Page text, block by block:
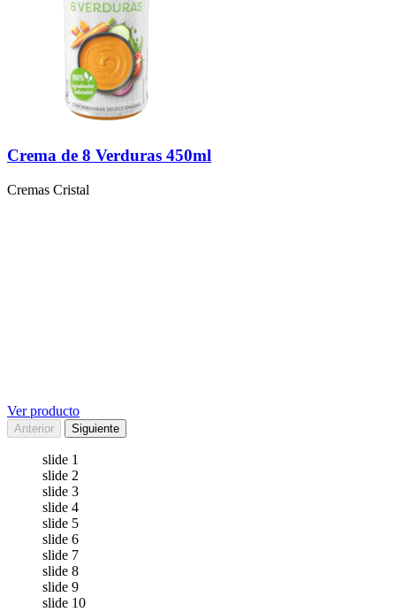
Crema de 8 Verduras 450ml
Cremas Cristal
Ver producto
Anterior Siguiente
slide 1
slide 2
slide 3
slide 4
slide 5
slide 6
slide 7
slide 8
slide 9
slide 10